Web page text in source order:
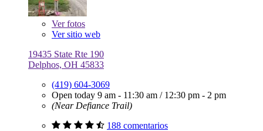
Verfotos
Ver sitio web
19435 State Rte 190
Delphos, OH 45833
(419) 604-3069
Open today 9 am - 11:30 am / 12:30 pm - 2 pm
(Near Defiance Trail)
188 comentarios